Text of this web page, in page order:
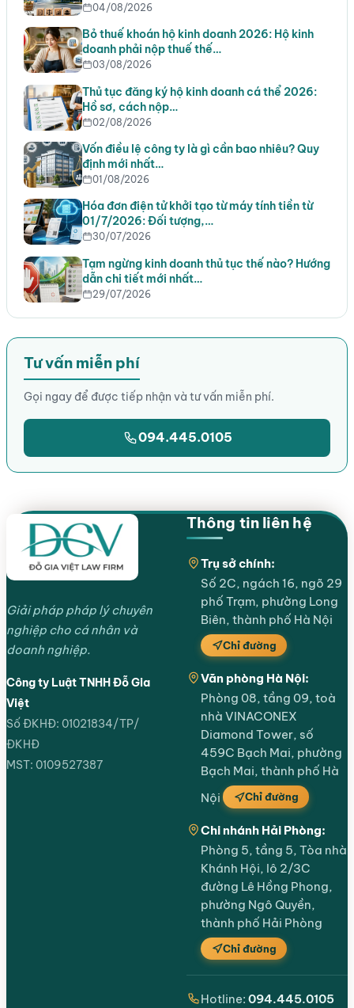
04/08/2026
Bỏ thuế khoán hộ kinh doanh 2026: Hộ kinh
doanh phải nộp thuế thế…
03/08/2026
Thủ tục đăng ký hộ kinh doanh cá thể 2026:
Hồ sơ, cách nộp…
02/08/2026
Vốn điều lệ công ty là gì cần bao nhiêu? Quy
định mới nhất…
01/08/2026
Hóa đơn điện tử khởi tạo từ máy tính tiền từ
01/7/2026: Đối tượng,…
30/07/2026
Tạm ngừng kinh doanh thủ tục thế nào? Hướng
dẫn chi tiết mới nhất…
29/07/2026
Tư vấn miễn phí
Gọi ngay để được tiếp nhận và tư vấn miễn phí.
094.445.0105
Giải pháp pháp lý chuyên
nghiệp cho cá nhân và
doanh nghiệp.
Công ty Luật TNHH Đỗ Gia
Việt
Số ĐKHĐ: 01021834/TP/
ĐKHĐ
MST: 0109527387
Thông tin liên hệ
Trụ sở chính:
Số 2C, ngách 16, ngõ 29
phố Trạm, phường Long
Biên, thành phố Hà Nội
Chỉ đường
Văn phòng Hà Nội:
Phòng 08, tầng 09, toà
nhà VINACONEX
Diamond Tower, số
459C Bạch Mai, phường
Bạch Mai, thành phố Hà
Nội
Chỉ đường
Chi nhánh Hải Phòng:
Phòng 5, tầng 5, Tòa nhà
Khánh Hội, lô 2/3C
đường Lê Hồng Phong,
phường Ngô Quyền,
thành phố Hải Phòng
Chỉ đường
Hotline: 094.445.0105